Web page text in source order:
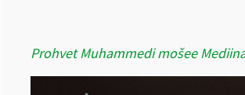
Prohvet Muhammedi mošee